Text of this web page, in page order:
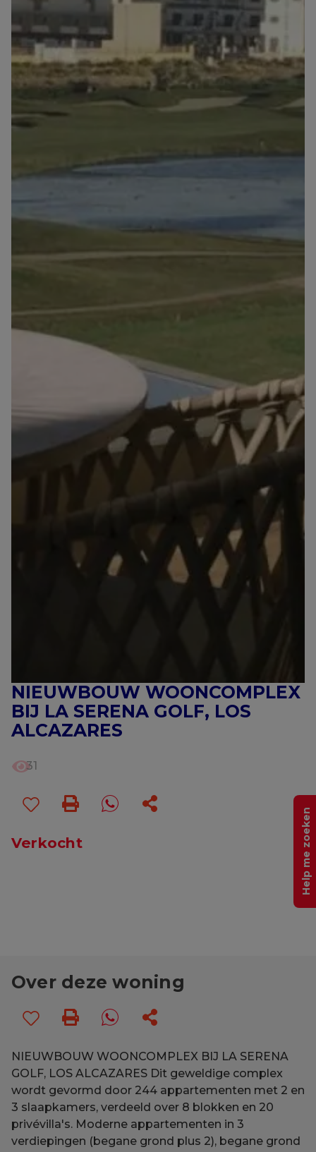
NIEUWBOUW WOONCOMPLEX
BIJ LA SERENA GOLF, LOS
ALCAZARES
31
Verkocht
Over deze woning
NIEUWBOUW WOONCOMPLEX BIJ LA SERENA
GOLF, LOS ALCAZARES Dit geweldige complex
wordt gevormd door 244 appartementen met 2 en
3 slaapkamers, verdeeld over 8 blokken en 20
privévilla's. Moderne appartementen in 3
verdiepingen (begane grond plus 2), begane grond
Help me zoeken